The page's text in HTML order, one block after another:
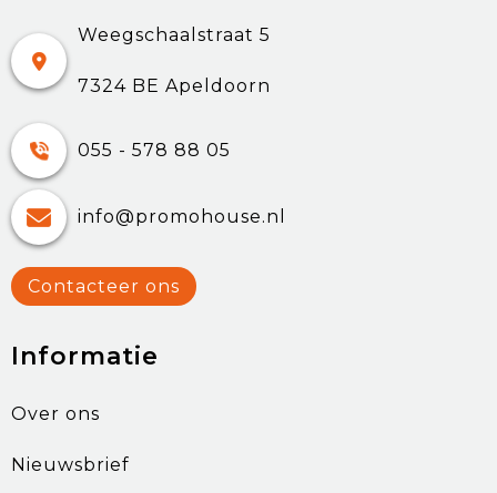
Weegschaalstraat 5
7324 BE Apeldoorn
055 - 578 88 05
info@promohouse.nl
Contacteer ons
Informatie
Over ons
Nieuwsbrief